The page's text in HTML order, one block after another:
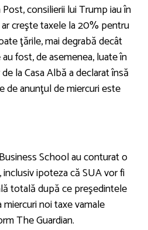
consilierii lui Trump iau în
creşte taxele la 20% pentru
ţările, mai degrabă decât
fost, de asemenea, luate în
la Casa Albă a declarat însă
de anunţul de miercuri este
School au conturat o
ipoteza că SUA vor fi
totală după ce preşedintele
noi taxe vamale
The Guardian.